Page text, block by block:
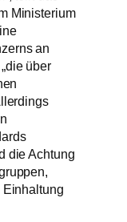
Ministerium
an
über
die Achtung
Einhaltung